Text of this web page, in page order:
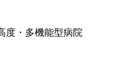
度・多機能型病院